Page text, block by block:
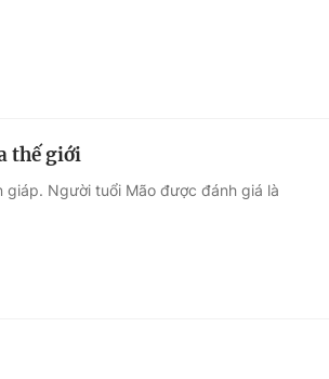
thế giới
Người tuổi Mão được đánh giá là